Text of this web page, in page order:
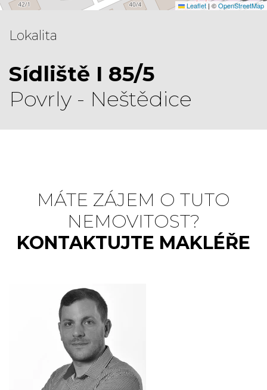
Leaflet | ©OpenStreetMap
Lokalita
Sídliště I 85/5
Povrly - Neštědice
MÁTE ZÁJEM O TUTO
NEMOVITOST?
KONTAKTUJTE MAKLÉŘE